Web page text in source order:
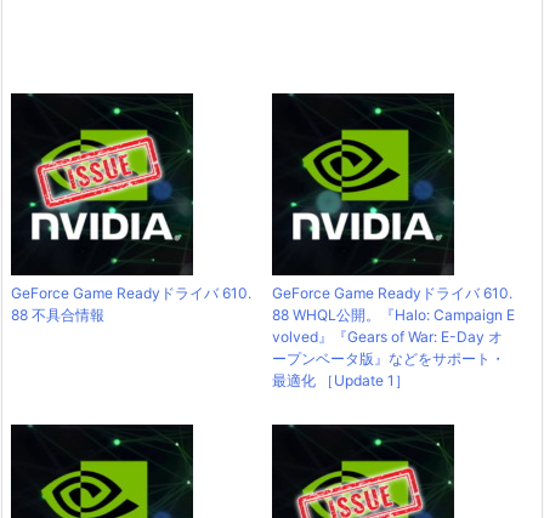
GeForce Game Readyドライバ 610.
88 不具合情報
GeForce Game Readyドライバ 610.
88 WHQL公開。『Halo: Campaign E
volved』『Gears of War: E-Day オ
ープンベータ版』などをサポート・
最適化 ［Update 1］